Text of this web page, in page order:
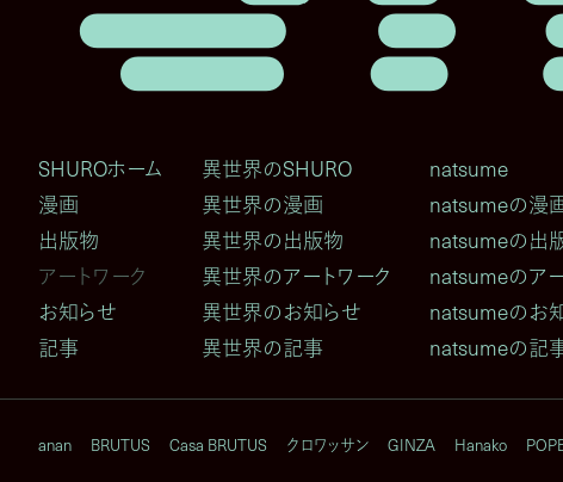
SHUROホーム
漫画
出版物
アートワーク
お知らせ
記事
異世界のSHURO
異世界の漫画
異世界の出版物
異世界のアートワーク
異世界のお知らせ
異世界の記事
natsume
natsumeの漫
natsumeの出
natsumeのア
natsumeのお
natsumeの記
anan BRUTUS Casa BRUTUS クロワッサン GINZA Hanako